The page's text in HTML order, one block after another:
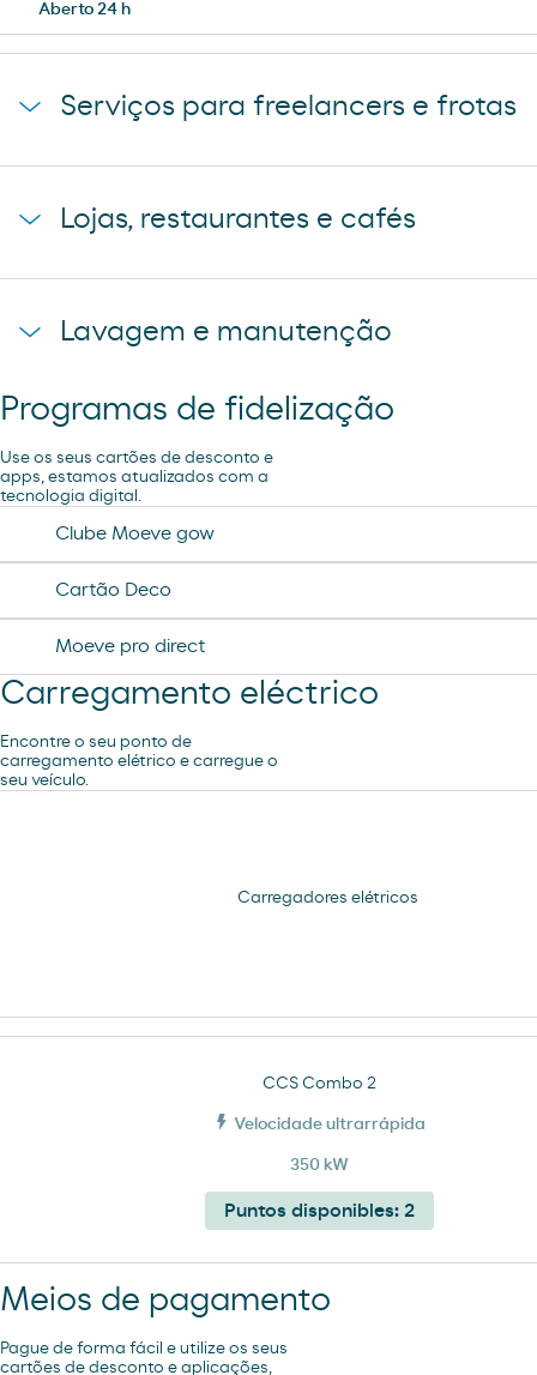
Aberto 24 h
Serviços para freelancers e frotas
Sala de descanso para camionistas
Chuveiros
Lojas, restaurantes e cafés
Loja
R´SPIRO
Lavagem e manutenção
Ar e Água
Programas de fidelização
Use os seus cartões de desconto e
apps, estamos atualizados com a
tecnologia digital.
Clube Moeve gow
Cartão Deco
Moeve pro direct
Carregamento eléctrico
Encontre o seu ponto de
carregamento elétrico e carregue o
seu veículo.
Carregadores elétricos
CCS Combo 2
Velocidade ultrarrápida
350 kW
Puntos disponibles: 2
Meios de pagamento
Pague de forma fácil e utilize os seus
cartões de desconto e aplicações,